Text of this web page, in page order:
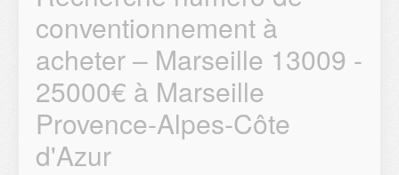
conventionnement à
acheter – Marseille 13009 -
25000€ à Marseille
Provence-Alpes-Côte
d'Azur